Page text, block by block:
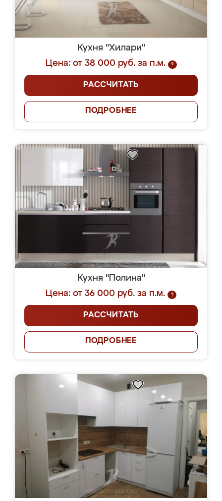
Кухня "Хилари"
Цена: от 38 000 руб. за п.м.
?
РАССЧИТАТЬ
ПОДРОБНЕЕ
Кухня "Полина"
Цена: от 36 000 руб. за п.м.
?
РАССЧИТАТЬ
ПОДРОБНЕЕ